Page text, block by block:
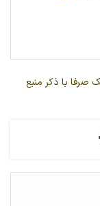
صرفا با ذکر منبع